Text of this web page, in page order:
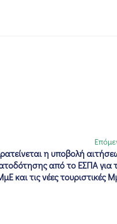
η υποβολή
από το ΕΣΠΑ για
και τις νέες τουριστικές